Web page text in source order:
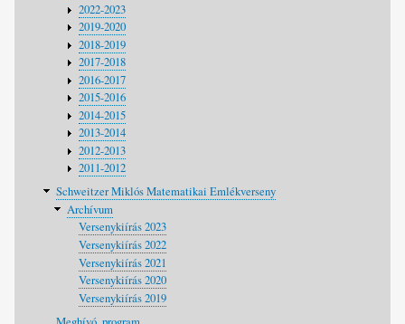
2022-2023
2019-2020
2018-2019
2017-2018
2016-2017
2015-2016
2014-2015
2013-2014
2012-2013
2011-2012
Schweitzer Miklós Matematikai Emlékverseny
Archívum
Versenykiírás 2023
Versenykiírás 2022
Versenykiírás 2021
Versenykiírás 2020
Versenykiírás 2019